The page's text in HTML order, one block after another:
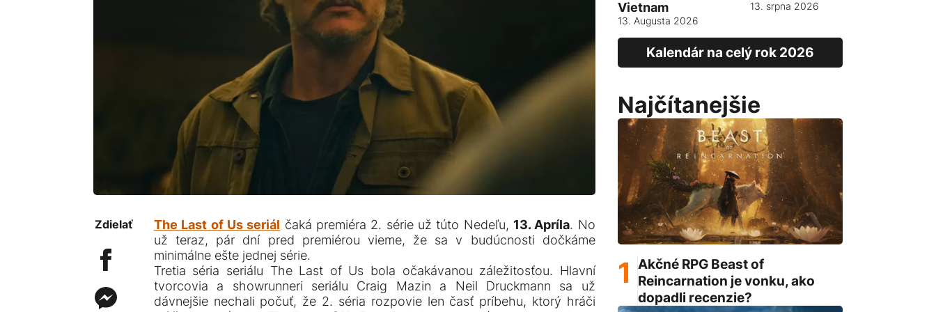
Zdielať The Last of Us seriál čaká premiéra 2. série už túto Nedeľu, 13. Apríla. No
už teraz, pár dní pred premiérou vieme, že sa v budúcnosti dočkáme
minimálne ešte jednej série.
Tretia séria seriálu The Last of Us bola očakávanou záležitosťou. Hlavní
tvorcovia a showrunneri seriálu Craig Mazin a Neil Druckmann sa už
dávnejšie nechali počuť, že 2. séria rozpovie len časť príbehu, ktorý hráči
Vietnam
13. Augusta 2026
13. srpna 2026
Kalendár na celý rok 2026
Najčítanejšie
Akčné RPG Beast of
Reincarnation je vonku, ako
dopadli recenzie?